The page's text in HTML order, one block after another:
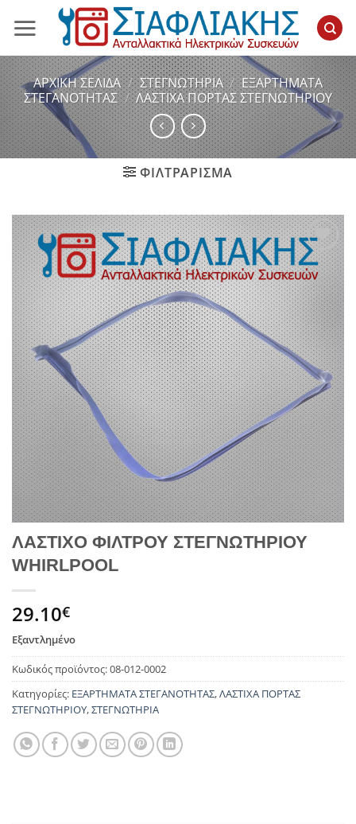
Μετάβαση
στο
περιεχόμενο
ΑΡΧΙΚΉ ΣΕΛΊΔΑ / ΣΤΕΓΝΩΤΗΡΙΑ / ΕΞΑΡΤΗΜΑΤΑ
ΣΤΕΓΑΝΟΤΗΤΑΣ / ΛΑΣΤΙΧΑ ΠΟΡΤΑΣ ΣΤΕΓΝΩΤΗΡΙΟΥ
ΦΙΛΤΡΆΡΙΣΜΑ
Add to
wishlist
ΛΑΣΤΙΧΟ ΦΙΛΤΡΟΥ ΣΤΕΓΝΩΤΗΡΙΟΥ
WHIRLPOOL
29.10€
Εξαντλημένο
Κωδικός προϊόντος:08-012-0002
Κατηγορίες: ΕΞΑΡΤΗΜΑΤΑ ΣΤΕΓΑΝΟΤΗΤΑΣ,ΛΑΣΤΙΧΑ ΠΟΡΤΑΣ
ΣΤΕΓΝΩΤΗΡΙΟΥ,ΣΤΕΓΝΩΤΗΡΙΑ